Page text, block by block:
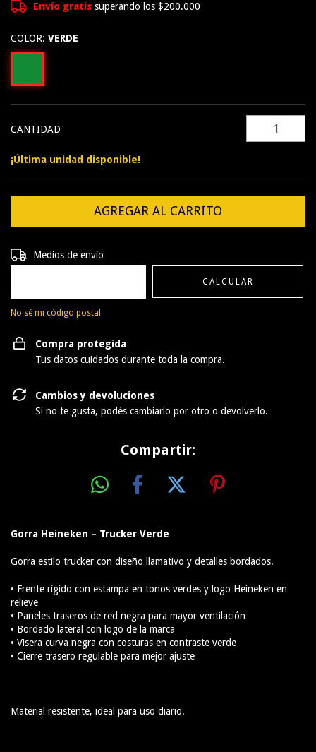
Envío gratis superando los$200.000
COLOR: VERDE
CANTIDAD
¡Última unidad disponible!
Entregas para el CP:
Medios de envío
CALCULAR
No sé mi código postal
Compra protegida
Tus datos cuidados durante toda la compra.
Cambios y devoluciones
Si no te gusta, podés cambiarlo por otro o devolverlo.
Compartir:
Gorra Heineken – Trucker Verde
Gorra estilo trucker con diseño llamativo y detalles bordados.
• Frente rígido con estampa en tonos verdes y logo Heineken en
relieve
• Paneles traseros de red negra para mayor ventilación
• Bordado lateral con logo de la marca
• Visera curva negra con costuras en contraste verde
• Cierre trasero regulable para mejor ajuste
Material resistente, ideal para uso diario.